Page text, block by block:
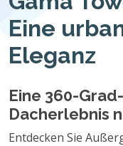
Eine
Eleganz
Eine 360-
Dacherlebnis
Entdecken Sie